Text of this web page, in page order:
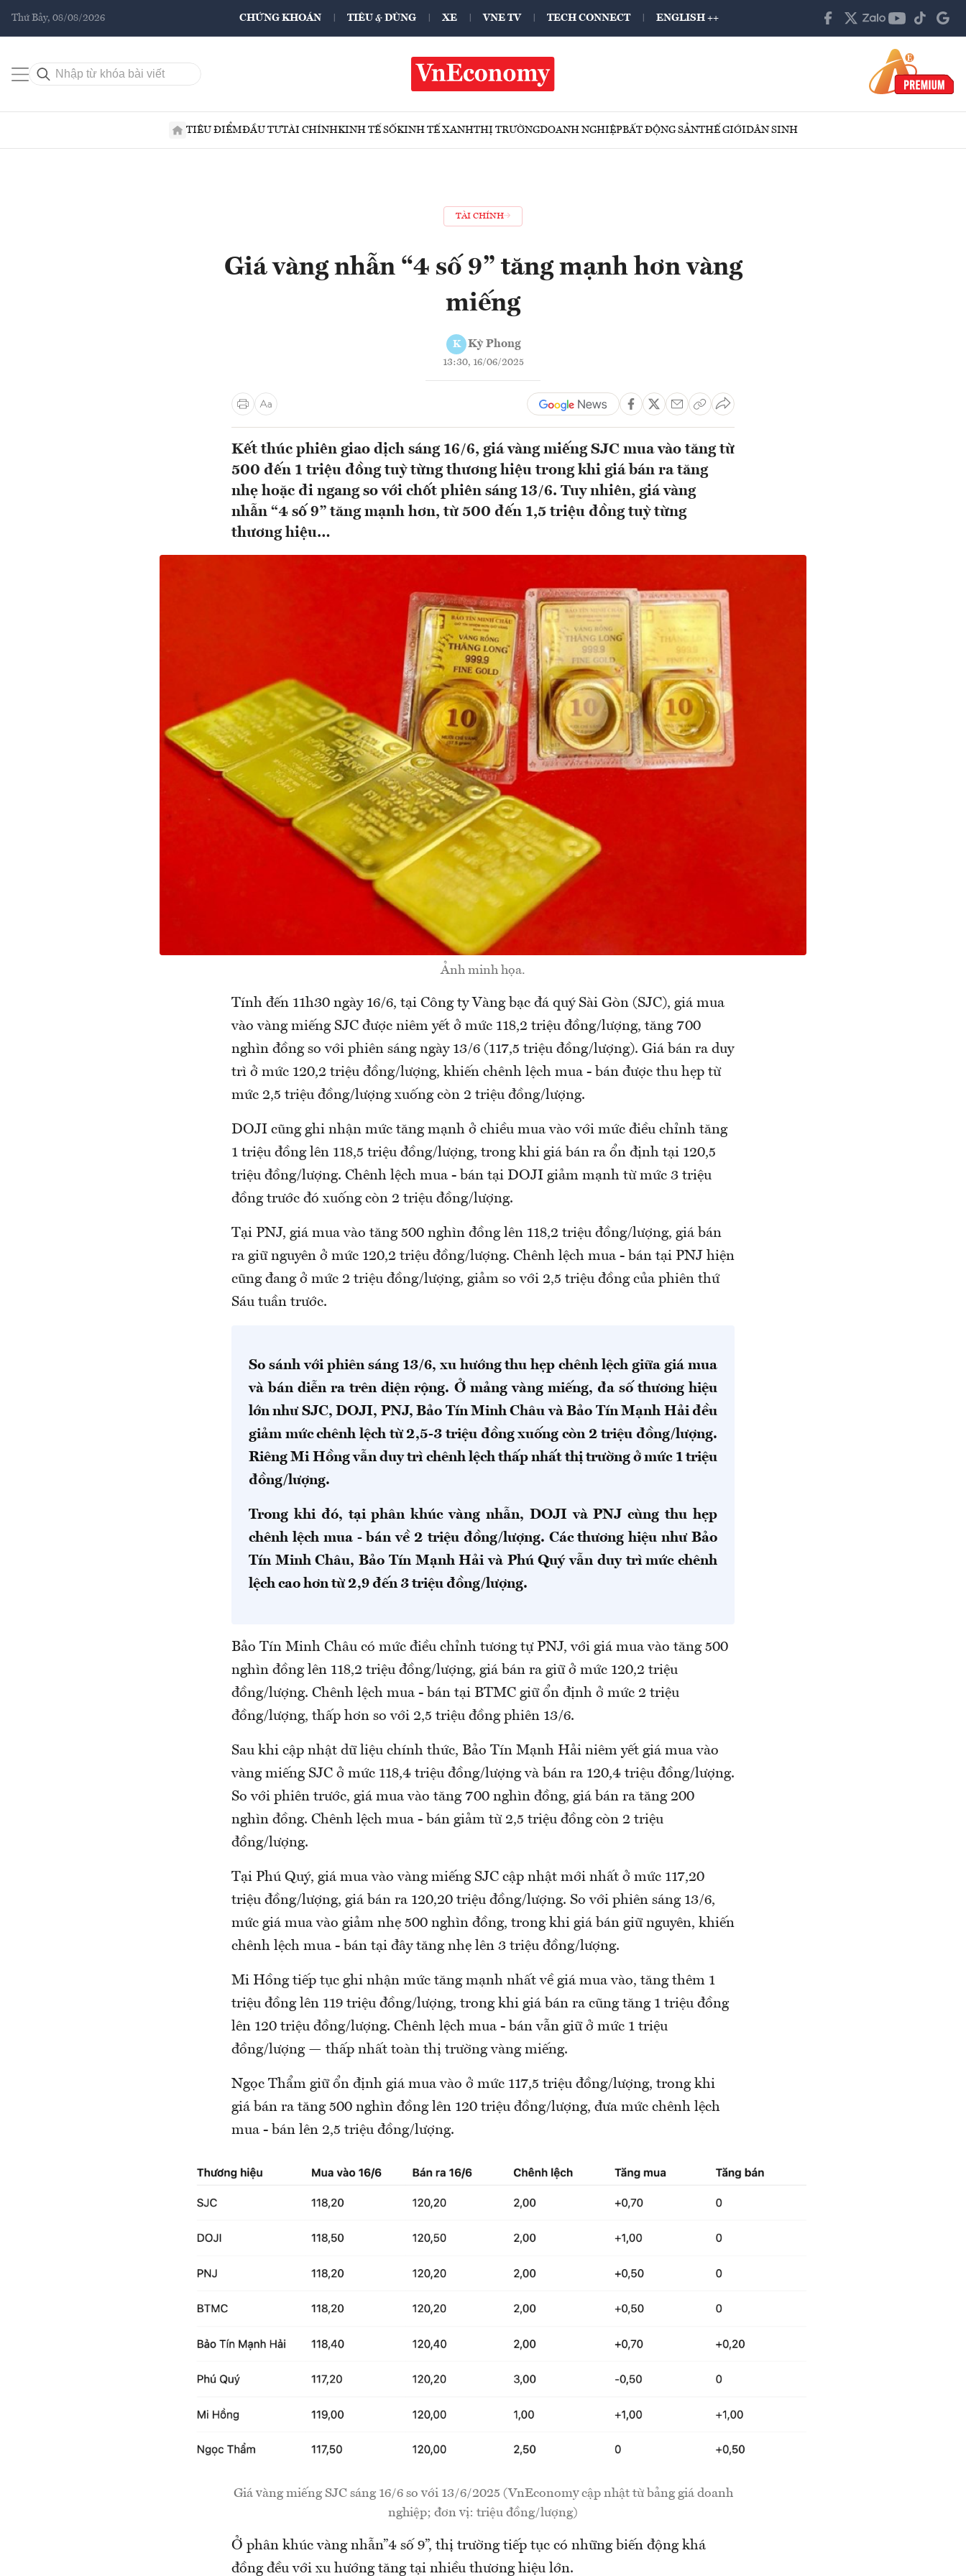
Thứ Bảy, 08/08/2026 CHỨNG KHOÁN TIÊU & DÙNG XE VNE TV TECH CONNECT ENGLISH ++
TIÊU ĐIỂMĐẦU TƯTÀI CHÍNHKINH TẾ SỐKINH TẾ XANHTHỊ TRƯỜNGDOANH NGHIỆPBẤT ĐỘNG SẢNTHẾ GIỚIDÂN SINH
TÀI CHÍNH
Giá vàng nhẫn “4 số 9” tăng mạnh hơn vàng
miếng
K Kỳ Phong
13:30, 16/06/2025
Kết thúc phiên giao dịch sáng 16/6, giá vàng miếng SJC mua vào tăng từ
500 đến 1 triệu đồng tuỳ từng thương hiệu trong khi giá bán ra tăng
nhẹ hoặc đi ngang so với chốt phiên sáng 13/6. Tuy nhiên, giá vàng
nhẫn “4 số 9” tăng mạnh hơn, từ 500 đến 1,5 triệu đồng tuỳ từng
thương hiệu…
Ảnh minh họa.
Tính đến 11h30 ngày 16/6, tại Công ty Vàng bạc đá quý Sài Gòn (SJC), giá mua
vào vàng miếng SJC được niêm yết ở mức 118,2 triệu đồng/lượng, tăng 700
nghìn đồng so với phiên sáng ngày 13/6 (117,5 triệu đồng/lượng). Giá bán ra duy
trì ở mức 120,2 triệu đồng/lượng, khiến chênh lệch mua - bán được thu hẹp từ
mức 2,5 triệu đồng/lượng xuống còn 2 triệu đồng/lượng.
DOJI cũng ghi nhận mức tăng mạnh ở chiều mua vào với mức điều chỉnh tăng
1 triệu đồng lên 118,5 triệu đồng/lượng, trong khi giá bán ra ổn định tại 120,5
triệu đồng/lượng. Chênh lệch mua - bán tại DOJI giảm mạnh từ mức 3 triệu
đồng trước đó xuống còn 2 triệu đồng/lượng.
Tại PNJ, giá mua vào tăng 500 nghìn đồng lên 118,2 triệu đồng/lượng, giá bán
ra giữ nguyên ở mức 120,2 triệu đồng/lượng. Chênh lệch mua - bán tại PNJ hiện
cũng đang ở mức 2 triệu đồng/lượng, giảm so với 2,5 triệu đồng của phiên thứ
Sáu tuần trước.
So sánh với phiên sáng 13/6, xu hướng thu hẹp chênh lệch giữa giá mua
và bán diễn ra trên diện rộng. Ở mảng vàng miếng, đa số thương hiệu
lớn như SJC, DOJI, PNJ, Bảo Tín Minh Châu và Bảo Tín Mạnh Hải đều
giảm mức chênh lệch từ 2,5-3 triệu đồng xuống còn 2 triệu đồng/lượng.
Riêng Mi Hồng vẫn duy trì chênh lệch thấp nhất thị trường ở mức 1 triệu
đồng/lượng.
Trong khi đó, tại phân khúc vàng nhẫn, DOJI và PNJ cùng thu hẹp
chênh lệch mua - bán về 2 triệu đồng/lượng. Các thương hiệu như Bảo
Tín Minh Châu, Bảo Tín Mạnh Hải và Phú Quý vẫn duy trì mức chênh
lệch cao hơn từ 2,9 đến 3 triệu đồng/lượng.
Bảo Tín Minh Châu có mức điều chỉnh tương tự PNJ, với giá mua vào tăng 500
nghìn đồng lên 118,2 triệu đồng/lượng, giá bán ra giữ ở mức 120,2 triệu
đồng/lượng. Chênh lệch mua - bán tại BTMC giữ ổn định ở mức 2 triệu
đồng/lượng, thấp hơn so với 2,5 triệu đồng phiên 13/6.
Sau khi cập nhật dữ liệu chính thức, Bảo Tín Mạnh Hải niêm yết giá mua vào
vàng miếng SJC ở mức 118,4 triệu đồng/lượng và bán ra 120,4 triệu đồng/lượng.
So với phiên trước, giá mua vào tăng 700 nghìn đồng, giá bán ra tăng 200
nghìn đồng. Chênh lệch mua - bán giảm từ 2,5 triệu đồng còn 2 triệu
đồng/lượng.
Tại Phú Quý, giá mua vào vàng miếng SJC cập nhật mới nhất ở mức 117,20
triệu đồng/lượng, giá bán ra 120,20 triệu đồng/lượng. So với phiên sáng 13/6,
mức giá mua vào giảm nhẹ 500 nghìn đồng, trong khi giá bán giữ nguyên, khiến
chênh lệch mua - bán tại đây tăng nhẹ lên 3 triệu đồng/lượng.
Mi Hồng tiếp tục ghi nhận mức tăng mạnh nhất về giá mua vào, tăng thêm 1
triệu đồng lên 119 triệu đồng/lượng, trong khi giá bán ra cũng tăng 1 triệu đồng
lên 120 triệu đồng/lượng. Chênh lệch mua - bán vẫn giữ ở mức 1 triệu
đồng/lượng — thấp nhất toàn thị trường vàng miếng.
Ngọc Thẩm giữ ổn định giá mua vào ở mức 117,5 triệu đồng/lượng, trong khi
giá bán ra tăng 500 nghìn đồng lên 120 triệu đồng/lượng, đưa mức chênh lệch
mua - bán lên 2,5 triệu đồng/lượng.
Giá vàng miếng SJC sáng 16/6 so với 13/6/2025 (VnEconomy cập nhật từ bảng giá doanh
nghiệp; đơn vị: triệu đồng/lượng)
Ở phân khúc vàng nhẫn”4 số 9”, thị trường tiếp tục có những biến động khá
đồng đều với xu hướng tăng tại nhiều thương hiệu lớn.